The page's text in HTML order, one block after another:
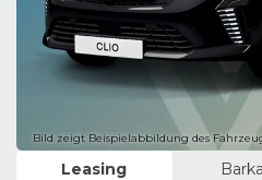
Bild zeigt Beispielabbildung des
Leasing